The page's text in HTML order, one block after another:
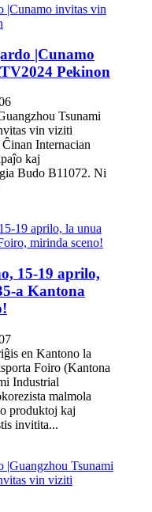
|Cunamo
Pekinon
Tsunami
vin viziti
Internacian
kaj
Budo B11072. Ni
15-19 aprilo,
a Kantona
en Kantono la
Foiro (Kantona
Industrial
malmola
produktoj kaj
invitita...